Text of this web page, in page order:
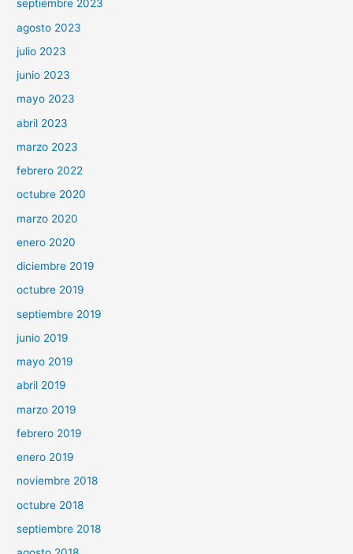
septiembre 2023
agosto 2023
julio 2023
junio 2023
mayo 2023
abril 2023
marzo 2023
febrero 2022
octubre 2020
marzo 2020
enero 2020
diciembre 2019
octubre 2019
septiembre 2019
junio 2019
mayo 2019
abril 2019
marzo 2019
febrero 2019
enero 2019
noviembre 2018
octubre 2018
septiembre 2018